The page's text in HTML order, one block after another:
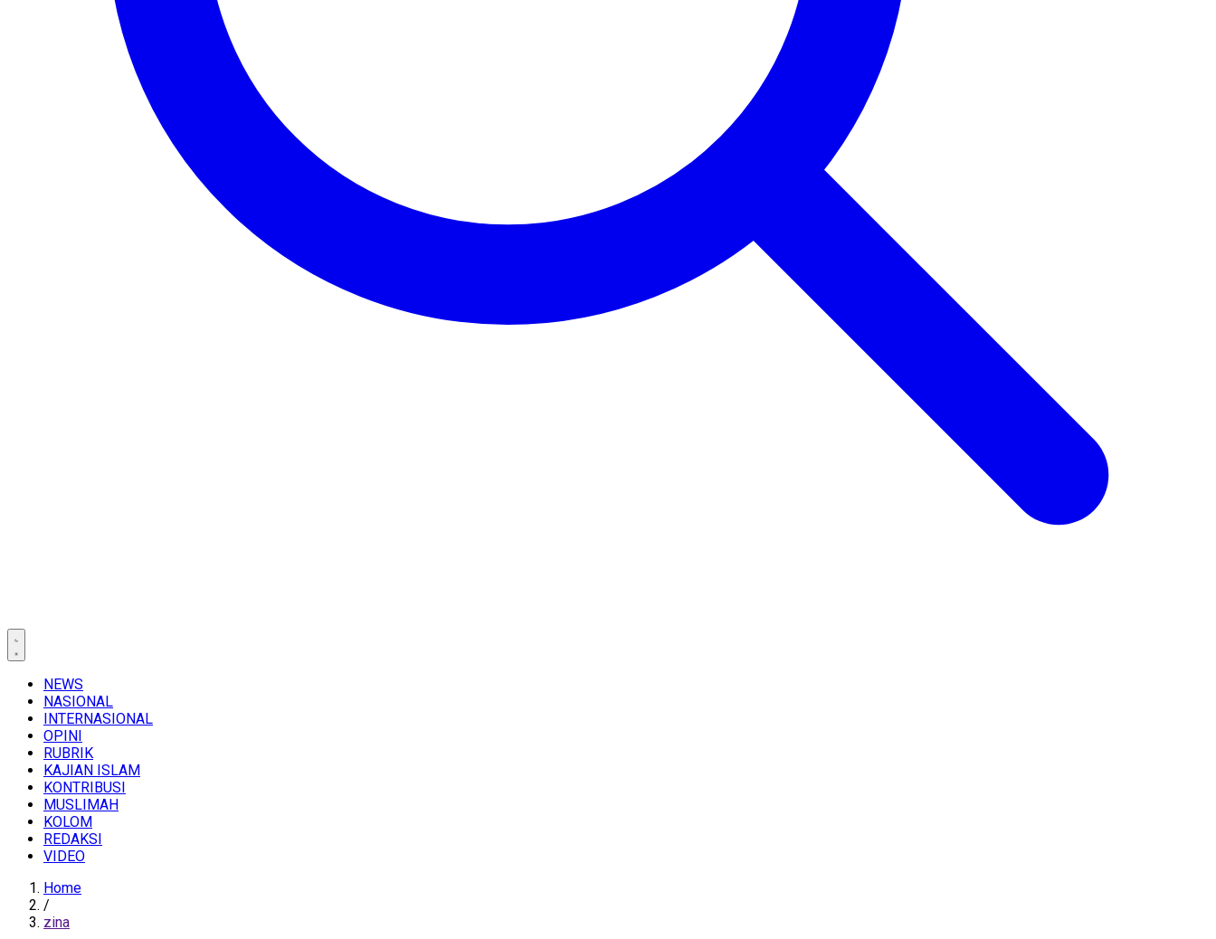
NEWS
NASIONAL
INTERNASIONAL
OPINI
RUBRIK
KAJIAN ISLAM
KONTRIBUSI
MUSLIMAH
KOLOM
REDAKSI
VIDEO
Home
/
zina